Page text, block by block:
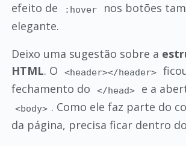
efeito de
:hover
nos botões
elegante.
Deixo uma sugestão sobre a
HTML. O <header></header>
fechamento do
</head> e a
<body> . Como ele faz parte do
da página, precisa ficar dentro do